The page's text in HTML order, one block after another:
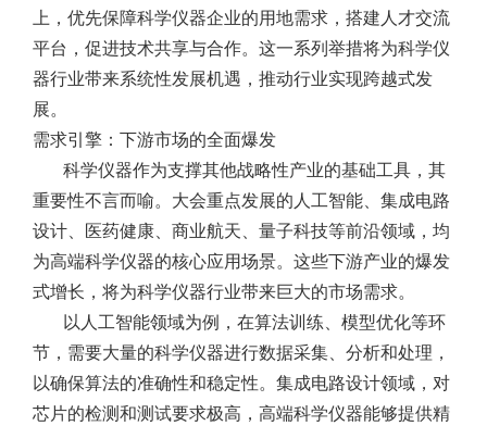
上，优先保障科学仪器企业的用地需求，搭建人才交流
平台，促进技术共享与合作。这一系列举措将为科学仪
器行业带来系统性发展机遇，推动行业实现跨越式发
展。
需求引擎：下游市场的全面爆发
科学仪器作为支撑其他战略性产业的基础工具，其
重要性不言而喻。大会重点发展的人工智能、集成电路
设计、医药健康、商业航天、量子科技等前沿领域，均
为高端科学仪器的核心应用场景。这些下游产业的爆发
式增长，将为科学仪器行业带来巨大的市场需求。
以人工智能领域为例，在算法训练、模型优化等环
节，需要大量的科学仪器进行数据采集、分析和处理，
以确保算法的准确性和稳定性。集成电路设计领域，对
芯片的检测和测试要求极高，高端科学仪器能够提供精